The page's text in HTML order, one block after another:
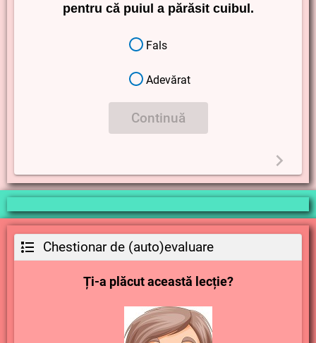
pentru că puiul a părăsit cuibul.
Fals
Adevărat
Continuă
Chestionar de (auto)evaluare
Ți-a plăcut această lecție?